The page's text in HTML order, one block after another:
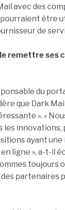
avec des
pourraient être
de
remettre ses
du
que Dark
». «
innovations,
ayant une
ligne », a-t-il
toujours
partenaires